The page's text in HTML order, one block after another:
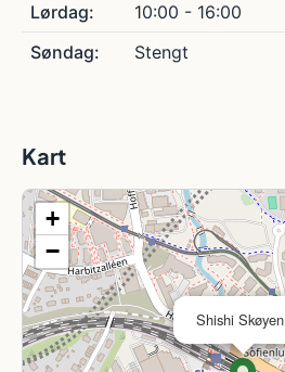
Lørdag:
10:00 - 16:00
Søndag:
Stengt
Kart
Shishi Skøyen
+
−